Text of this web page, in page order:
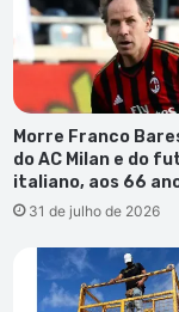
Morre Franco
do AC Milan e do
italiano, aos 66
31 de julho de 2026